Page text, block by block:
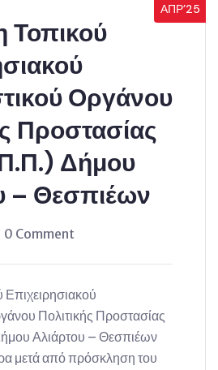
ΑΠΡ’25
Τοπικού
Οργάνου
Προστασίας
Δήμου
– Θεσπιέων
0 Comment
Πολιτικής Προστασίας
Αλιάρτου – Θεσπιέων
μετά από πρόσκληση του